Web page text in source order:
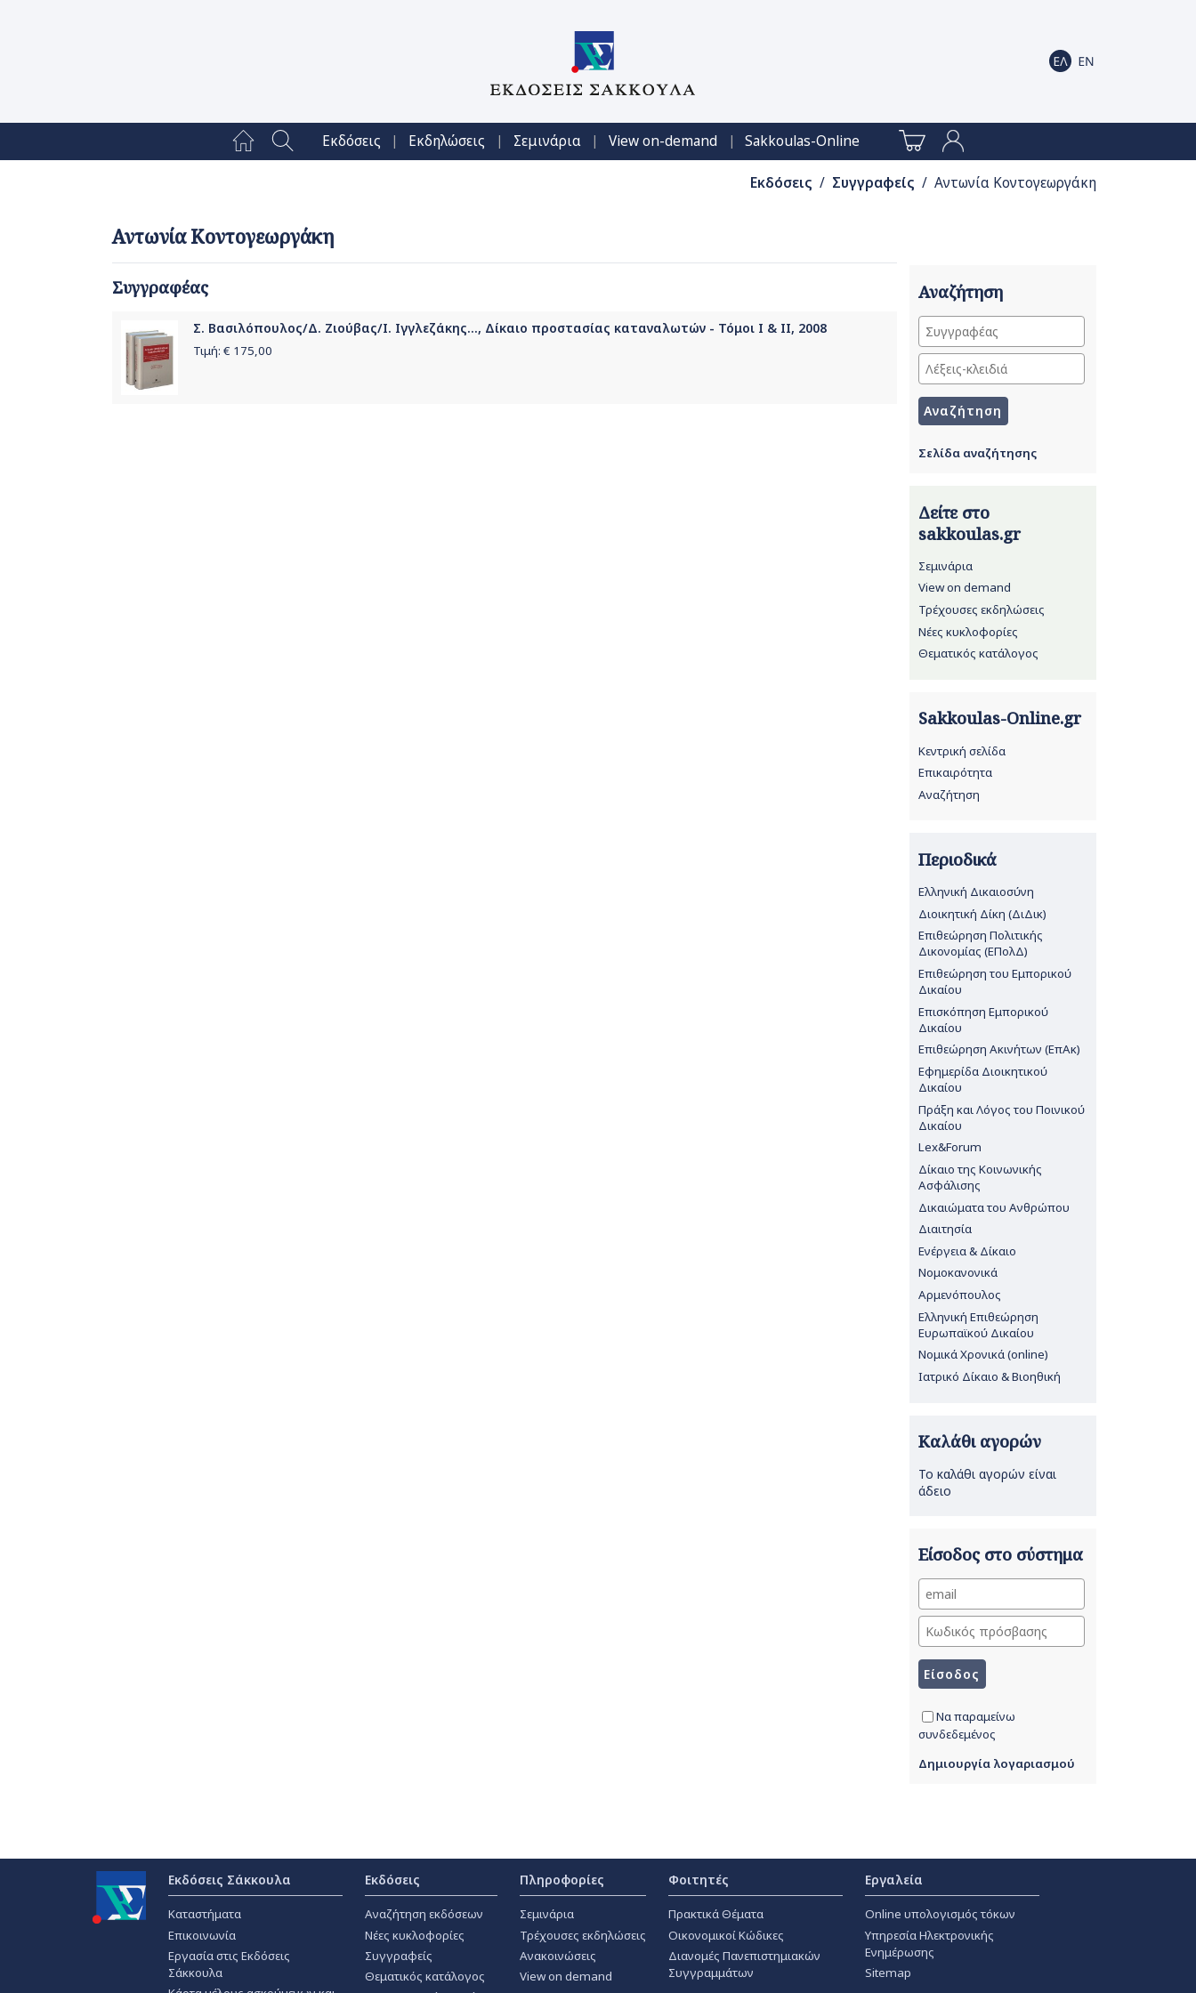
Εκδόσεις | Εκδηλώσεις | Σεμινάρια | View on-demand | Sakkoulas-Online
Εκδόσεις / Συγγραφείς / Αντωνία Κοντογεωργάκη
Αντωνία Κοντογεωργάκη
Συγγραφέας
Σ. Βασιλόπουλος/Δ. Ζιούβας/Ι. Ιγγλεζάκης..., Δίκαιο προστασίας καταναλωτών - Τόμοι Ι & ΙΙ, 2008
Τιμή: € 175,00
Αναζήτηση
Σελίδα αναζήτησης
Δείτε στο
sakkoulas.gr
Σεμινάρια
View on demand
Τρέχουσες εκδηλώσεις
Νέες κυκλοφορίες
Θεματικός κατάλογος
Sakkoulas-Online.gr
Κεντρική σελίδα
Επικαιρότητα
Αναζήτηση
Περιοδικά
Ελληνική Δικαιοσύνη
Διοικητική Δίκη (ΔιΔικ)
Επιθεώρηση Πολιτικής
Δικονομίας (ΕΠολΔ)
Επιθεώρηση του Εμπορικού
Δικαίου
Επισκόπηση Εμπορικού
Δικαίου
Επιθεώρηση Ακινήτων (ΕπΑκ)
Εφημερίδα Διοικητικού
Δικαίου
Πράξη και Λόγος του Ποινικού
Δικαίου
Lex&Forum
Δίκαιο της Κοινωνικής
Ασφάλισης
Δικαιώματα του Ανθρώπου
Διαιτησία
Ενέργεια & Δίκαιο
Νομοκανονικά
Αρμενόπουλος
Ελληνική Επιθεώρηση
Ευρωπαϊκού Δικαίου
Νομικά Χρονικά (online)
Ιατρικό Δίκαιο & Βιοηθική
Καλάθι αγορών
Το καλάθι αγορών είναι
άδειο
Είσοδος στο σύστημα
Να παραμείνω
συνδεδεμένος
Δημιουργία λογαριασμού
Εκδόσεις Σάκκουλα
Καταστήματα
Επικοινωνία
Εργασία στις Εκδόσεις
Σάκκουλα
Εκδόσεις
Αναζήτηση εκδόσεων
Νέες κυκλοφορίες
Συγγραφείς
Θεματικός κατάλογος
Πληροφορίες
Σεμινάρια
Τρέχουσες εκδηλώσεις
Ανακοινώσεις
View on demand
Φοιτητές
Πρακτικά Θέματα
Οικονομικοί Κώδικες
Διανομές Πανεπιστημιακών
Συγγραμμάτων
Εργαλεία
Online υπολογισμός τόκων
Υπηρεσία Ηλεκτρονικής
Ενημέρωσης
Sitemap